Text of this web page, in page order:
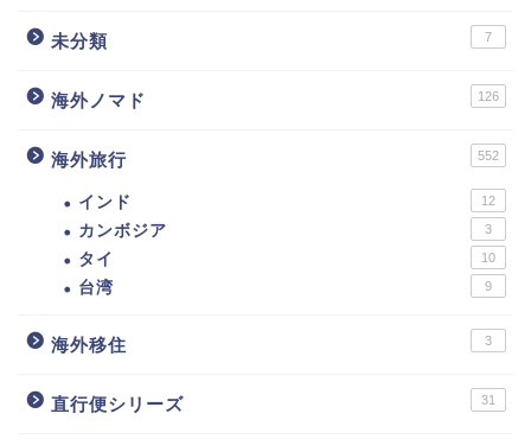
未分類 7
海外ノマド 126
海外旅行 552
インド 12
カンボジア 3
タイ 10
台湾 9
海外移住 3
直行便シリーズ 31